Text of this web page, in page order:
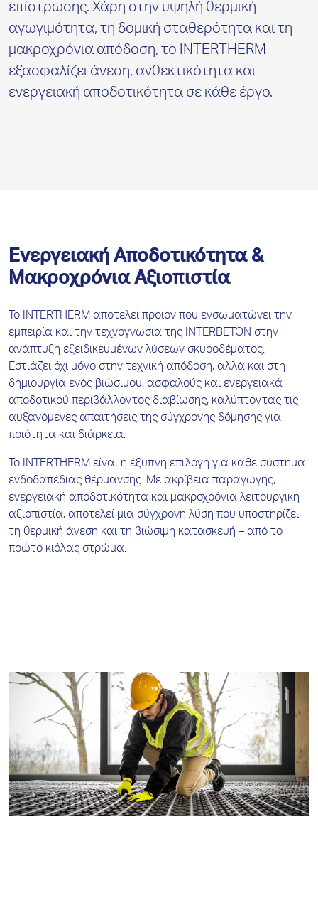
επίστρωσης. Χάρη στην υψηλή θερμική
αγωγιμότητα, τη δομική σταθερότητα και τη
μακροχρόνια απόδοση, το INTERTHERM
εξασφαλίζει άνεση, ανθεκτικότητα και
ενεργειακή αποδοτικότητα σε κάθε έργο.
Ενεργειακή Αποδοτικότητα &
Μακροχρόνια Αξιοπιστία
Το INTERTHERM αποτελεί προϊόν που ενσωματώνει την
εμπειρία και την τεχνογνωσία της INTERBETON στην
ανάπτυξη εξειδικευμένων λύσεων σκυροδέματος.
Εστιάζει όχι μόνο στην τεχνική απόδοση, αλλά και στη
δημιουργία ενός βιώσιμου, ασφαλούς και ενεργειακά
αποδοτικού περιβάλλοντος διαβίωσης, καλύπτοντας τις
αυξανόμενες απαιτήσεις της σύγχρονης δόμησης για
ποιότητα και διάρκεια.
Το INTERTHERM είναι η έξυπνη επιλογή για κάθε σύστημα
ενδοδαπέδιας θέρμανσης. Με ακρίβεια παραγωγής,
ενεργειακή αποδοτικότητα και μακροχρόνια λειτουργική
αξιοπιστία, αποτελεί μια σύγχρονη λύση που υποστηρίζει
τη θερμική άνεση και τη βιώσιμη κατασκευή – από το
πρώτο κιόλας στρώμα.